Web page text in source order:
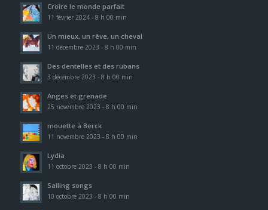
Croire le monde parfait
11 février 2024 - 8 h 00 min
Un mieux, un rêve, un cheval
11 décembre 2023 - 8 h 00 min
Des dentelles et des rubans
3 décembre 2023 - 8 h 00 min
Anges et grenade
25 novembre 2023 - 8 h 00 min
mouette à Berck
11 novembre 2023 - 8 h 00 min
Lydia
11 octobre 2023 - 8 h 00 min
Sailing songs
10 octobre 2023 - 8 h 00 min